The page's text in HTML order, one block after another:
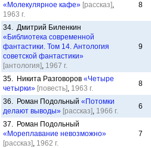
«Молекулярное кафе» [рассказ],
1963 г.
8
34. Дмитрий Биленкин
«Библиотека современной
фантастики. Том 14. Антология
советской фантастики»
[антология], 1967 г.
9
35. Никита Разговоров «Четыре
четырки» [повесть], 1963 г.
8
36. Роман Подольный «Потомки
делают выводы» [рассказ], 1966 г.
6
37. Роман Подольный
«Мореплавание невозможно»
[рассказ], 1962 г.
7